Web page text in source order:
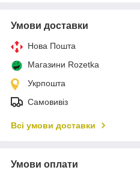
Умови доставки
Нова Пошта
Магазини Rozetka
Укрпошта
Самовивіз
Всі умови доставки
Умови оплати